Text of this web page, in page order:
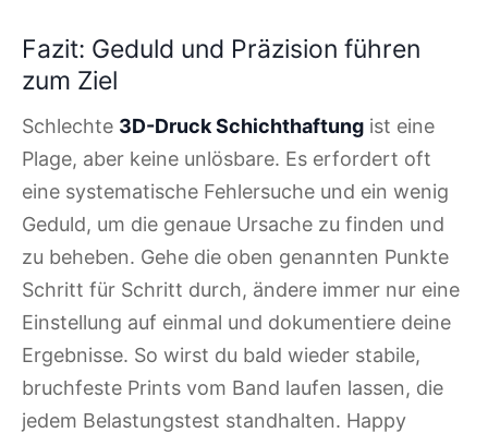
Fazit: Geduld und Präzision führen
zum Ziel
Schlechte 3D-Druck Schichthaftung ist eine
Plage, aber keine unlösbare. Es erfordert oft
eine systematische Fehlersuche und ein wenig
Geduld, um die genaue Ursache zu finden und
zu beheben. Gehe die oben genannten Punkte
Schritt für Schritt durch, ändere immer nur eine
Einstellung auf einmal und dokumentiere deine
Ergebnisse. So wirst du bald wieder stabile,
bruchfeste Prints vom Band laufen lassen, die
jedem Belastungstest standhalten. Happy